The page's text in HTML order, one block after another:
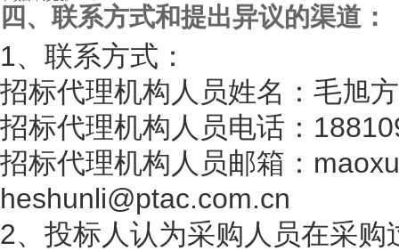
四、联系方式和提出异议的渠道：
1、联系方式：
招标代理机构人员姓名：毛旭
招标代理机构人员电话：
招标代理机构人员邮箱：
heshunli@ptac.com.cn
2、投标人认为采购人员在采